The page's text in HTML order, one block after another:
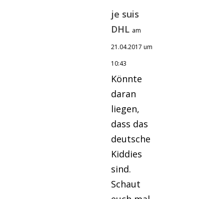
je suis
DHL am
21.04.2017 um
10:43
Könnte
daran
liegen,
dass das
deutsche
Kiddies
sind.
Schaut